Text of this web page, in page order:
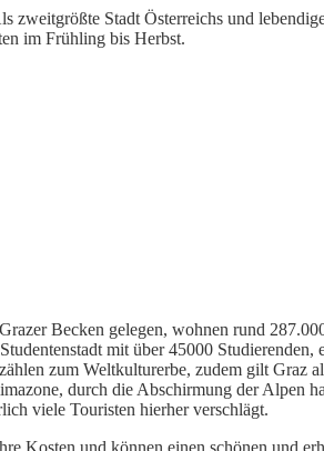
zweitgrößte Stadt Österreichs und
im Frühling bis Herbst.
Becken gelegen, wohnen rund
mit über 45000 Studierenden,
zum Weltkulturerbe, zudem gilt Graz
durch die Abschirmung der Alpen
viele Touristen hierher verschlägt.
Kosten und können einen schönen und